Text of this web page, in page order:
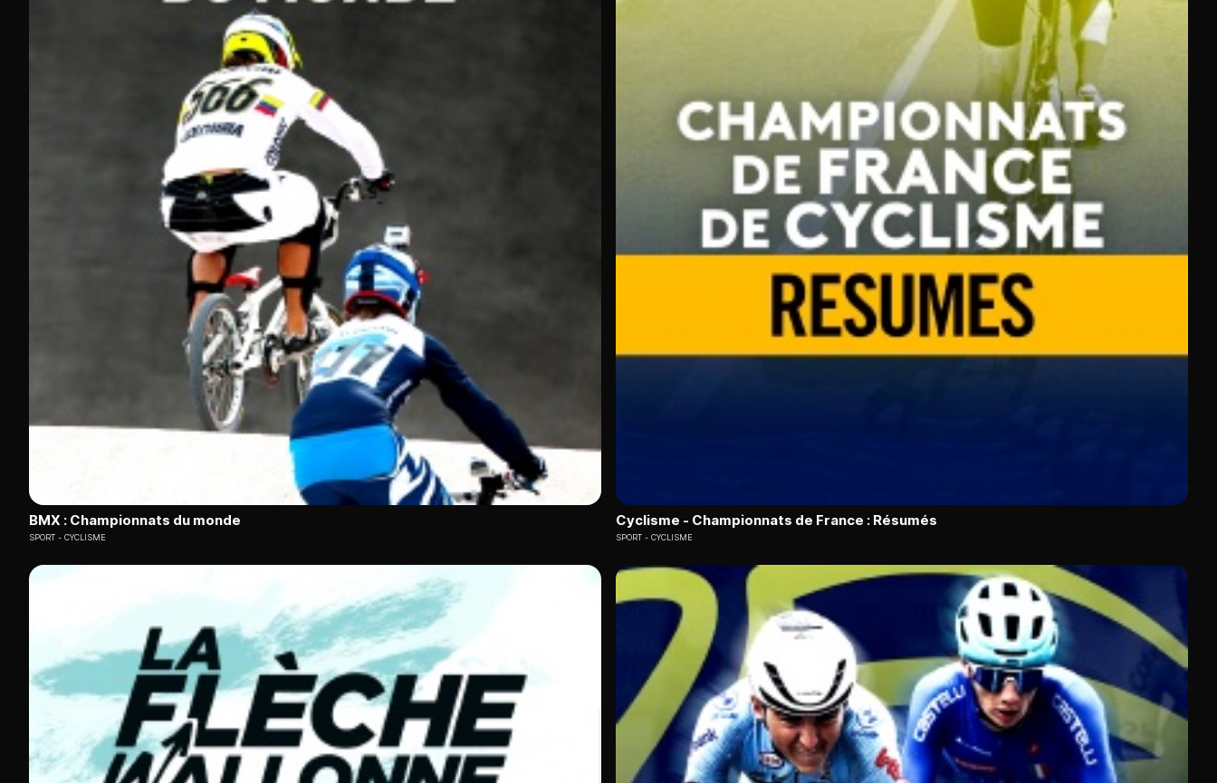
BMX : Championnats du monde
SPORT CYCLISME
Cyclisme - Championnats de France : Résumés
SPORT CYCLISME